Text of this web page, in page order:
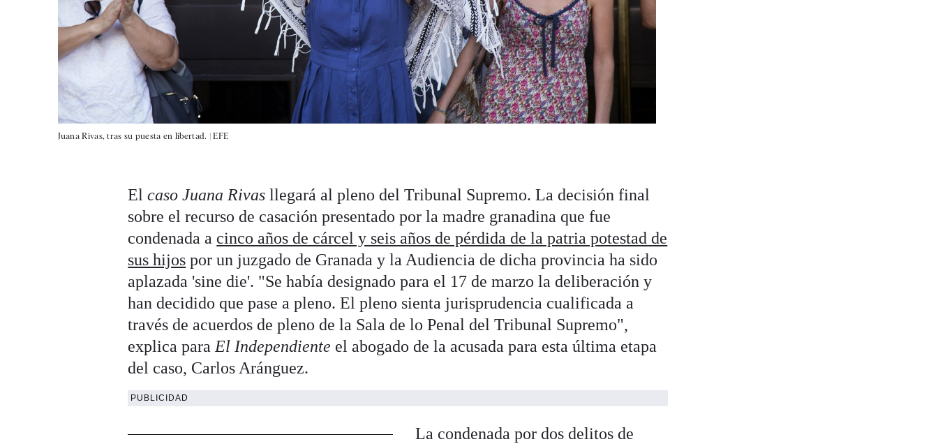
Juana Rivas, tras su puesta en libertad. |EFE
Elcaso Juana Rivas llegará al pleno del Tribunal Supremo. La decisión final
sobre el recurso de casación presentado por la madre granadina que fue
condenada a cinco años de cárcel y seis años de pérdida de la patria potestad de
sus hijos por un juzgado de Granada y la Audiencia de dicha provincia ha sido
aplazada 'sine die'. "Se había designado para el 17 de marzo la deliberación y
han decidido que pase a pleno. El pleno sienta jurisprudencia cualificada a
través de acuerdos de pleno de la Sala de lo Penal del Tribunal Supremo",
explica paraEl Independiente el abogado de la acusada para esta última etapa
del caso, Carlos Aránguez.
PUBLICIDAD
La condenada por dos delitos de